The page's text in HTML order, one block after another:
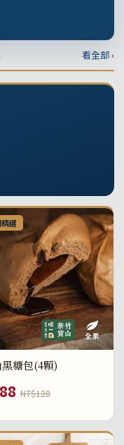
看全部 ›
選
糖包(4顆)
88 NT$128